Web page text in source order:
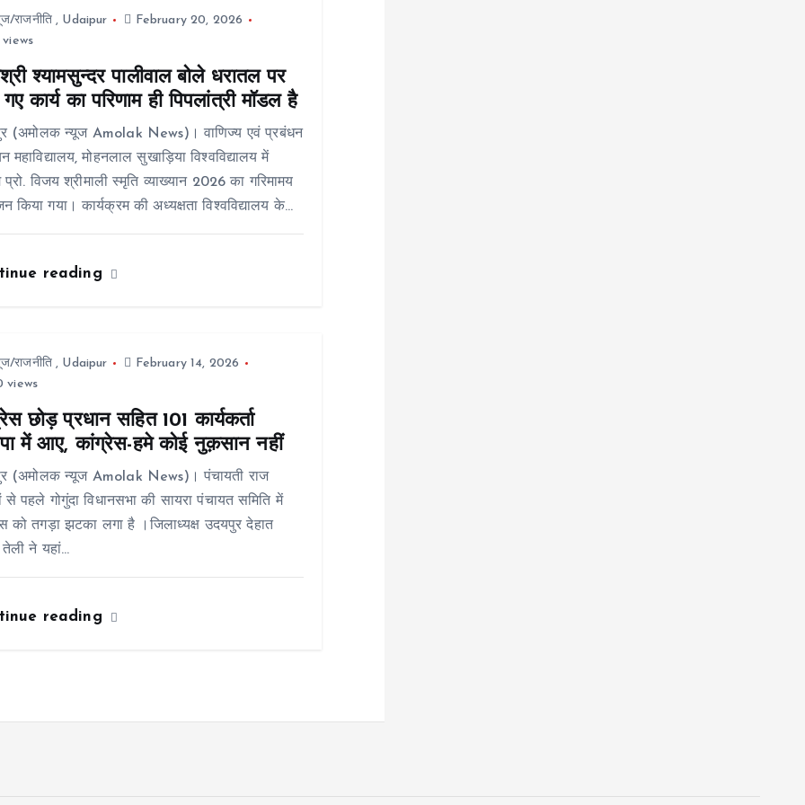
राजनीति, Udaipur
February 20, 2026
views
श्यामसुन्दर पालीवाल बोले धरातल पर
कार्य का परिणाम ही पिपलांत्री मॉडल है
(अमोलक न्यूज Amolak News)। वाणिज्य एवं प्रबंधन
महाविद्यालय, मोहनलाल सुखाड़िया विश्वविद्यालय में
विजय श्रीमाली स्मृति व्याख्यान 2026 का गरिमामय
किया गया। कार्यक्रम की अध्यक्षता विश्वविद्यालय के…
reading
राजनीति, Udaipur
February 14, 2026
views
छोड़ प्रधान सहित 101 कार्यकर्ता
में आए, कांग्रेस-हमे कोई नुक़सान नहीं
(अमोलक न्यूज Amolak News)। पंचायती राज
से पहले गोगुंदा विधानसभा की सायरा पंचायत समिति में
को तगड़ा झटका लगा है ।जिलाध्यक्ष उदयपुर देहात
तेली ने यहां…
reading